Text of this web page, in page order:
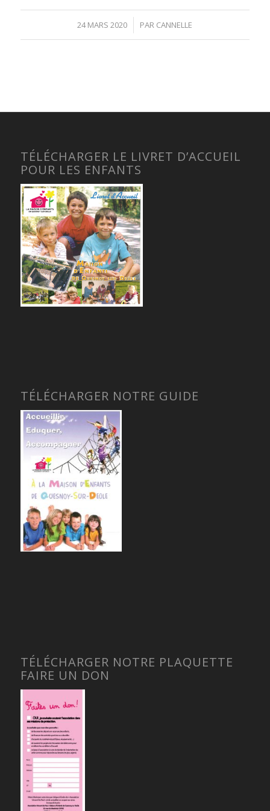
24 MARS 2020
/ PAR CANNELLE
TÉLÉCHARGER LE LIVRET D’ACCUEIL
POUR LES ENFANTS
TÉLÉCHARGER NOTRE GUIDE
TÉLÉCHARGER NOTRE PLAQUETTE
FAIRE UN DON